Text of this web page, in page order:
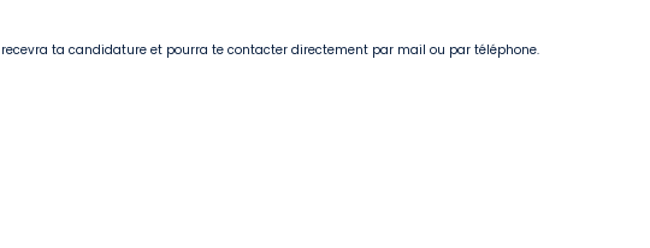
ta candidature et pourra te contacter directement par mail ou par téléphone.